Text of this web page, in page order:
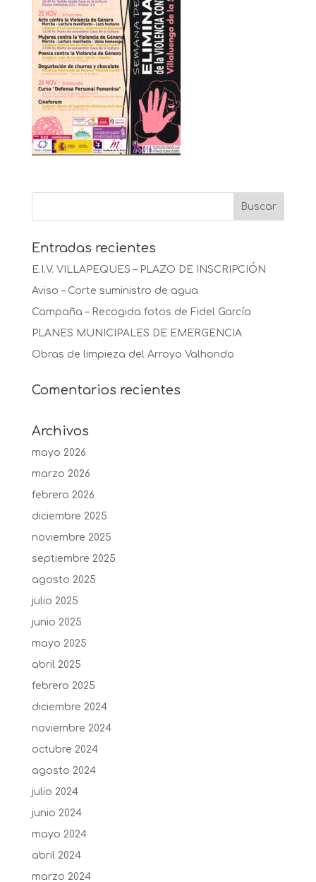
Entradas recientes
E.I.V. VILLAPEQUES – PLAZO DE INSCRIPCIÓN
Aviso – Corte suministro de agua
Campaña – Recogida fotos de Fidel García
PLANES MUNICIPALES DE EMERGENCIA
Obras de limpieza del Arroyo Valhondo
Comentarios recientes
Archivos
mayo 2026
marzo 2026
febrero 2026
diciembre 2025
noviembre 2025
septiembre 2025
agosto 2025
julio 2025
junio 2025
mayo 2025
abril 2025
febrero 2025
diciembre 2024
noviembre 2024
octubre 2024
agosto 2024
julio 2024
junio 2024
mayo 2024
abril 2024
marzo 2024